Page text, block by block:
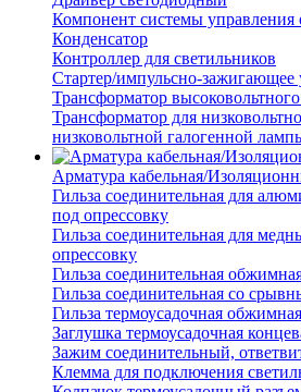
Компонент системы управления
Конденсатор
Контроллер для светильников
Стартер/импульсно-зажигающее
Трансформатор
Трансформатор для
низковольтной галогенной
Арматура кабельная/
Гильза соединительная для
под опрессовку
Гильза соединительная для
опрессовку
Гильза соединительная
Гильза соединительная со
Гильза термоусадочная обжимная
Заглушка термоусадочная
Зажим соединительный,
Клемма для подключения